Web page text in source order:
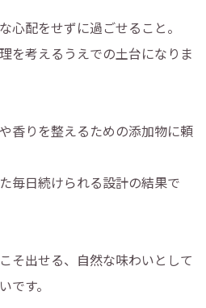
心配をせずに過ごせること。
を考えるうえでの土台になりま
香りを整えるための添加物に頼
毎日続けられる設計の結果で
そ出せる、自然な味わいとして
です。